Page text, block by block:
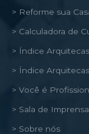
> Reforme sua
> Calculadora de
> Índice
> Índice
> Você é
> Sala de Imprensa
> Sobre nós